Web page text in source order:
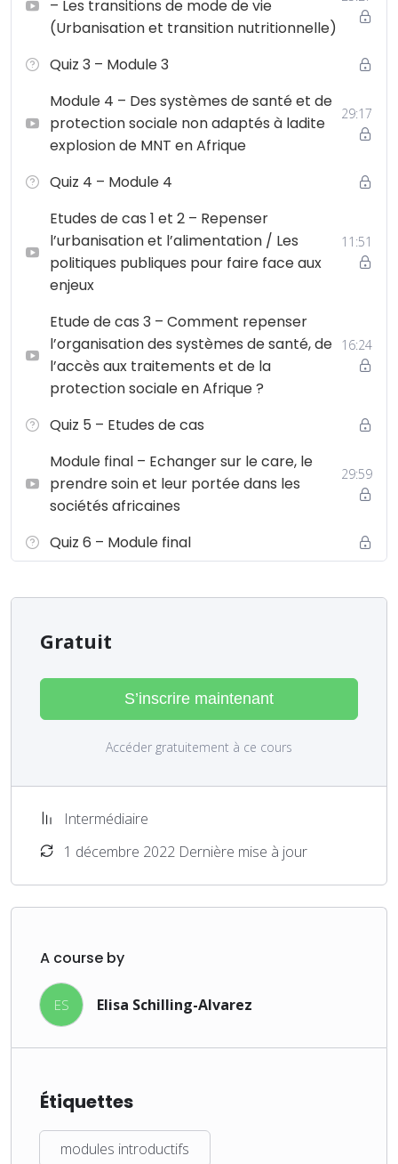
– Les transitions de mode de vie
(Urbanisation et transition nutritionnelle)
Quiz 3 – Module 3
Module 4 – Des systèmes de santé et de
protection sociale non adaptés à ladite
explosion de MNT en Afrique
29:17
Quiz 4 – Module 4
Etudes de cas 1 et 2 – Repenser
l’urbanisation et l’alimentation / Les
politiques publiques pour faire face aux
enjeux
11:51
Etude de cas 3 – Comment repenser
l’organisation des systèmes de santé, de
l’accès aux traitements et de la
protection sociale en Afrique ?
16:24
Quiz 5 – Etudes de cas
Module final – Echanger sur le care, le
prendre soin et leur portée dans les
sociétés africaines
29:59
Quiz 6 – Module final
Gratuit
S’inscrire maintenant
Accéder gratuitement à ce cours
Intermédiaire
1 décembre 2022 Dernière mise à jour
A course by
ES Elisa Schilling-Alvarez
Étiquettes
modules introductifs